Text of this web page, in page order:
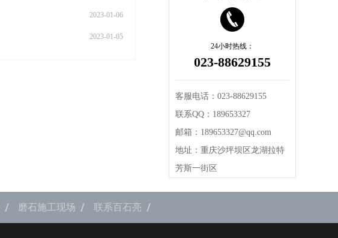
2023-01-06
2023-01-05
24小时热线：
023-88629155
客服电话：023-88629155
联系QQ：189653327
邮箱：189653327@qq.com
地址：重庆沙坪坝区龙湖拉特
芳斯一街区
磨石施工现场 联系百石亮